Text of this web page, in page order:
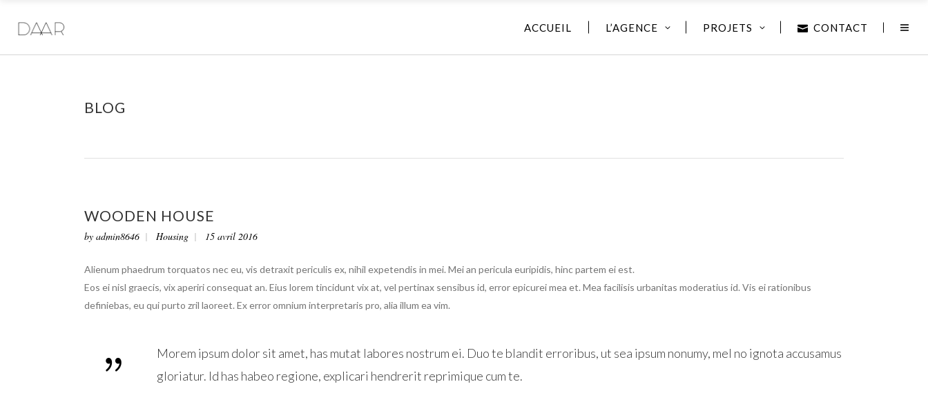
ACCUEIL L’AGENCE PROJETS CONTACT
BLOG
WOODEN HOUSE
by admin8646 Housing 15 avril 2016
Alienum phaedrum torquatos nec eu, vis detraxit periculis ex, nihil expetendis in mei. Mei an pericula euripidis, hinc partem ei est.
Eos ei nisl graecis, vix aperiri consequat an. Eius lorem tincidunt vix at, vel pertinax sensibus id, error epicurei mea et. Mea facilisis urbanitas moderatius id. Vis ei rationibus
definiebas, eu qui purto zril laoreet. Ex error omnium interpretaris pro, alia illum ea vim.
Morem ipsum dolor sit amet, has mutat labores nostrum ei. Duo te blandit erroribus, ut sea ipsum nonumy, mel no ignota accusamus
gloriatur. Id has habeo regione, explicari hendrerit reprimique cum te.